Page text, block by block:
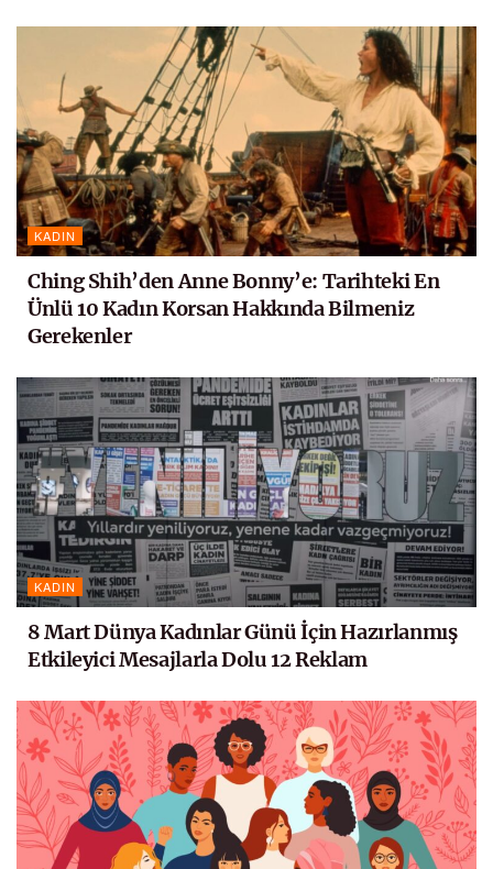
KADIN
Ching Shih’den Anne Bonny’e: Tarihteki En
Ünlü 10 Kadın Korsan Hakkında Bilmeniz
Gerekenler
KADIN
8 Mart Dünya Kadınlar Günü İçin Hazırlanmış
Etkileyici Mesajlarla Dolu 12 Reklam